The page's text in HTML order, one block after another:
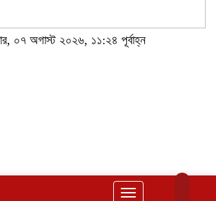
০৭ অগাস্ট ২০২৬, ১১:২৪ পূর্বাহ্ন
Toggle